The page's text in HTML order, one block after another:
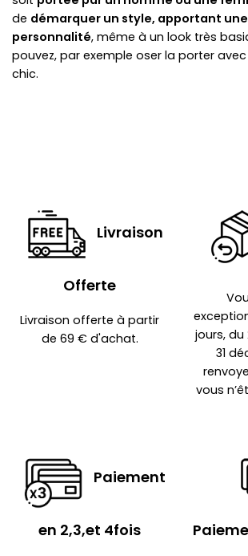
de démarquer un style, apportant
personnalité, même à un look très
pouvez, par exemple oser la porter
chic.
Livraison
Offerte
Livraison offerte à partir
de 69 € d'achat.
jours,
31
vous
Paiement
en 2,3,et 4fois